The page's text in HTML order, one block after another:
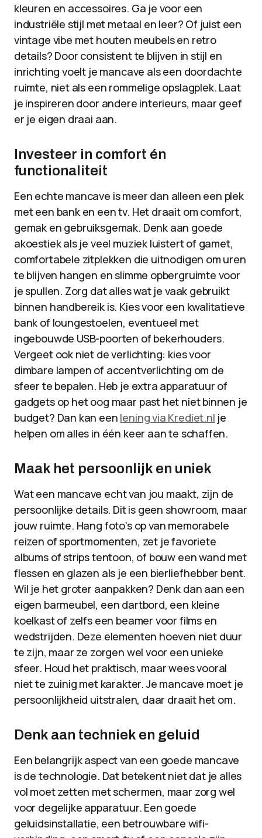
kleuren en accessoires. Ga je voor een
industriële stijl met metaal en leer? Of juist een
vintage vibe met houten meubels en retro
details? Door consistent te blijven in stijl en
inrichting voelt je mancave als een doordachte
ruimte, niet als een rommelige opslagplek. Laat
je inspireren door andere interieurs, maar geef
er je eigen draai aan.
Investeer in comfort én
functionaliteit
Een echte mancave is meer dan alleen een plek
met een bank en een tv. Het draait om comfort,
gemak en gebruiksgemak. Denk aan goede
akoestiek als je veel muziek luistert of gamet,
comfortabele zitplekken die uitnodigen om uren
te blijven hangen en slimme opbergruimte voor
je spullen. Zorg dat alles wat je vaak gebruikt
binnen handbereik is. Kies voor een kwalitatieve
bank of loungestoelen, eventueel met
ingebouwde USB-poorten of bekerhouders.
Vergeet ook niet de verlichting: kies voor
dimbare lampen of accentverlichting om de
sfeer te bepalen. Heb je extra apparatuur of
gadgets op het oog maar past het niet binnen je
budget? Dan kan een lening via Krediet.nl je
helpen om alles in één keer aan te schaffen.
Maak het persoonlijk en uniek
Wat een mancave echt van jou maakt, zijn de
persoonlijke details. Dit is geen showroom, maar
jouw ruimte. Hang foto’s op van memorabele
reizen of sportmomenten, zet je favoriete
albums of strips tentoon, of bouw een wand met
flessen en glazen als je een bierliefhebber bent.
Wil je het groter aanpakken? Denk dan aan een
eigen barmeubel, een dartbord, een kleine
koelkast of zelfs een beamer voor films en
wedstrijden. Deze elementen hoeven niet duur
te zijn, maar ze zorgen wel voor een unieke
sfeer. Houd het praktisch, maar wees vooral
niet te zuinig met karakter. Je mancave moet je
persoonlijkheid uitstralen, daar draait het om.
Denk aan techniek en geluid
Een belangrijk aspect van een goede mancave
is de technologie. Dat betekent niet dat je alles
vol moet zetten met schermen, maar zorg wel
voor degelijke apparatuur. Een goede
geluidsinstallatie, een betrouwbare wifi-